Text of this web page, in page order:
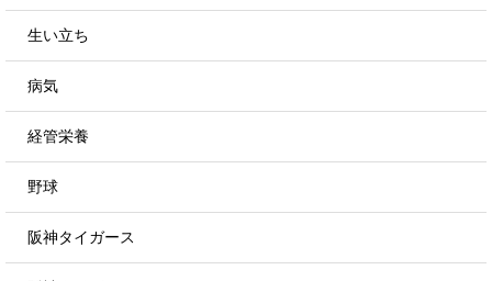
生い立ち
病気
経管栄養
野球
阪神タイガース